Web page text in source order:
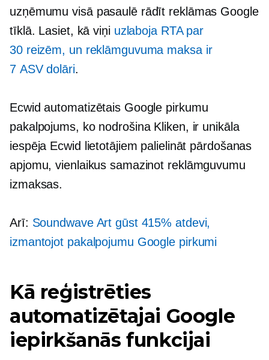
uzņēmumu visā pasaulē rādīt reklāmas Google
tīklā. Lasiet, kā viņi uzlaboja RTA par
30 reizēm, un reklāmguvuma maksa ir
7 ASV dolāri.
Ecwid automatizētais Google pirkumu
pakalpojums, ko nodrošina Kliken, ir unikāla
iespēja Ecwid lietotājiem palielināt pārdošanas
apjomu, vienlaikus samazinot reklāmguvumu
izmaksas.
Arī: Soundwave Art gūst 415% atdevi,
izmantojot pakalpojumu Google pirkumi
Kā reģistrēties
automatizētajai Google
iepirkšanās funkcijai